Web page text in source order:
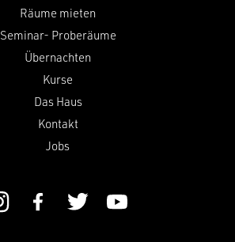
Räume mieten
Seminar- Proberäume
Übernachten
Kurse
Das Haus
Kontakt
Jobs